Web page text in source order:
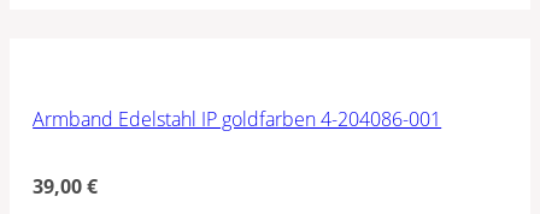
Armband Edelstahl IP goldfarben 4-204086-001
39,00€